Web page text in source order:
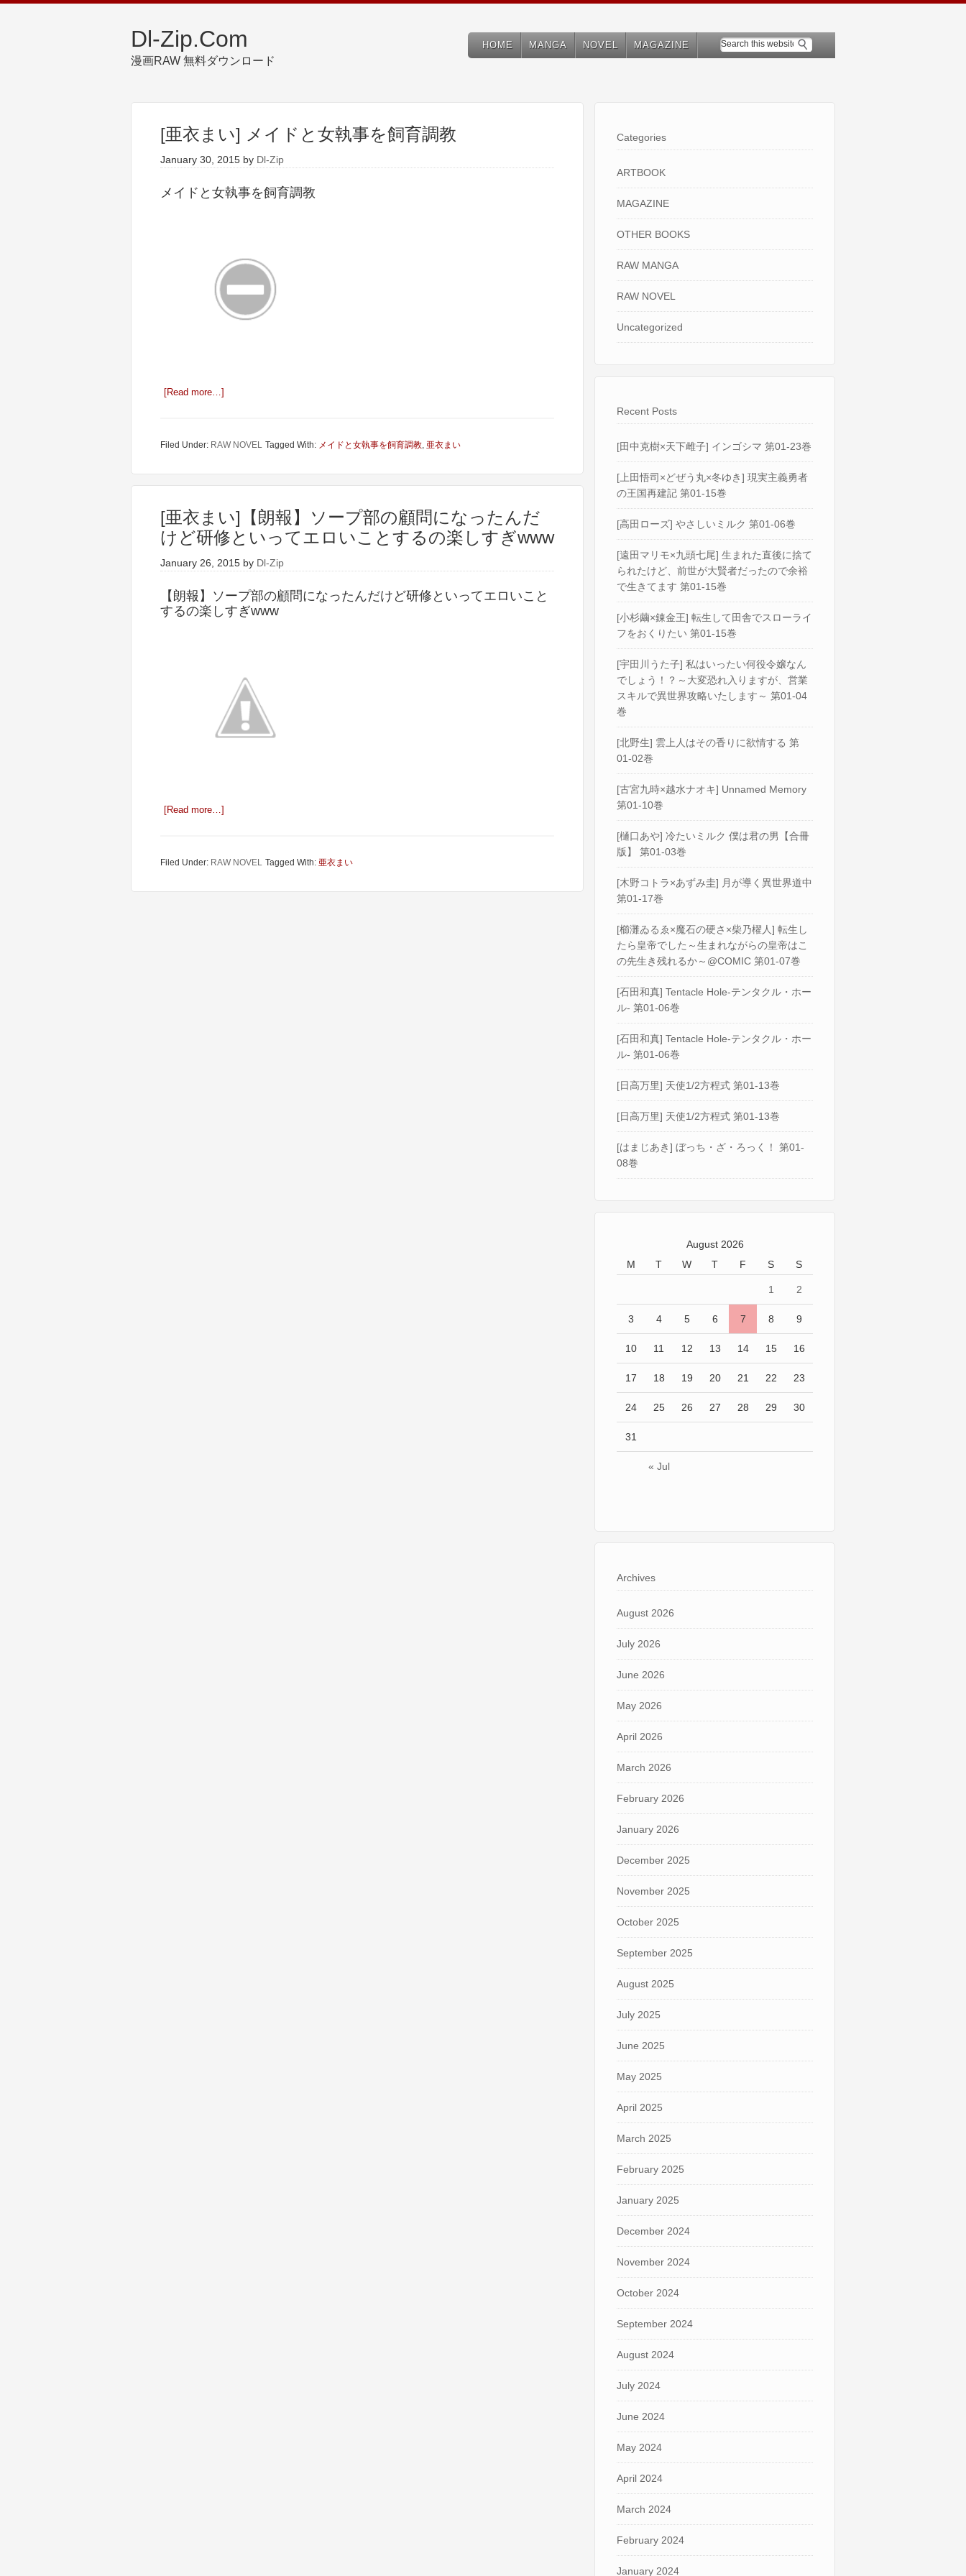
Dl-Zip.Com
漫画RAW 無料ダウンロード
HOME MANGA NOVEL MAGAZINE
[亜衣まい] メイドと女執事を飼育調教
January 30, 2015 by Dl-Zip
メイドと女執事を飼育調教
[Read more…]
Filed Under: RAW NOVEL Tagged With: メイドと女執事を飼育調教, 亜衣まい
[亜衣まい]【朗報】ソープ部の顧問になったんだ
けど研修といってエロいことするの楽しすぎwww
January 26, 2015 by Dl-Zip
【朗報】ソープ部の顧問になったんだけど研修といってエロいこと
するの楽しすぎwww
[Read more…]
Filed Under: RAW NOVEL Tagged With: 亜衣まい
Categories
ARTBOOK
MAGAZINE
OTHER BOOKS
RAW MANGA
RAW NOVEL
Uncategorized
Recent Posts
[田中克樹×天下雌子] インゴシマ 第01-23巻
[上田悟司×どぜう丸×冬ゆき] 現実主義勇者
の王国再建記 第01-15巻
[高田ローズ] やさしいミルク 第01-06巻
[遠田マリモ×九頭七尾] 生まれた直後に捨て
られたけど、前世が大賢者だったので余裕
で生きてます 第01-15巻
[小杉繭×錬金王] 転生して田舎でスローライ
フをおくりたい 第01-15巻
[宇田川うた子] 私はいったい何役令嬢なん
でしょう！？～大変恐れ入りますが、営業
スキルで異世界攻略いたします～ 第01-04
巻
[北野生] 雲上人はその香りに欲情する 第
01-02巻
[古宮九時×越水ナオキ] Unnamed Memory
第01-10巻
[樋口あや] 冷たいミルク 僕は君の男【合冊
版】 第01-03巻
[木野コトラ×あずみ圭] 月が導く異世界道中
第01-17巻
[櫛灘ゐるゑ×魔石の硬さ×柴乃櫂人] 転生し
たら皇帝でした～生まれながらの皇帝はこ
の先生き残れるか～@COMIC 第01-07巻
[石田和真] Tentacle Hole-テンタクル・ホー
ル- 第01-06巻
[石田和真] Tentacle Hole-テンタクル・ホー
ル- 第01-06巻
[日高万里] 天使1/2方程式 第01-13巻
[日高万里] 天使1/2方程式 第01-13巻
[はまじあき] ぼっち・ざ・ろっく！ 第01-
08巻
August 2026
M
T W T F S S
« Jul
1 2
3 4 5 6 7 8 9
10 11 12 13 14 15 16
17 18 19 20 21 22 23
24 25 26 27 28 29 30
31
Archives
August 2026
July 2026
June 2026
May 2026
April 2026
March 2026
February 2026
January 2026
December 2025
November 2025
October 2025
September 2025
August 2025
July 2025
June 2025
May 2025
April 2025
March 2025
February 2025
January 2025
December 2024
November 2024
October 2024
September 2024
August 2024
July 2024
June 2024
May 2024
April 2024
March 2024
February 2024
January 2024